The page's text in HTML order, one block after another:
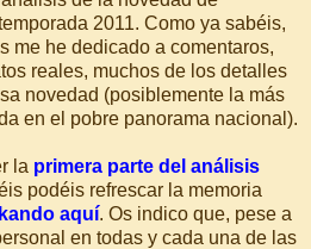
2011. Como ya sabéis,
me he dedicado a comentaros,
reales, muchos de los detalles
novedad (posiblemente la más
en el pobre panorama nacional).
la primera parte del análisis
podéis refrescar la memoria
aquí. Os indico que, pese a
en todas y cada una de las